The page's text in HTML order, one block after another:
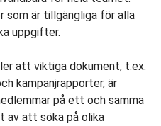
som är tillgängliga för alla
uppgifter.
att viktiga dokument, t.ex.
kampanjrapporter, är
på ett och samma
av att söka på olika